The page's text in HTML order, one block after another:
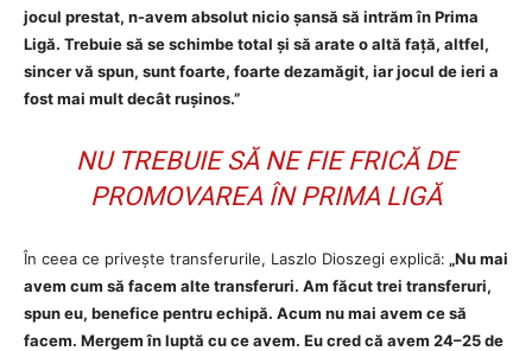
jocul prestat, n-avem absolut nicio șansă să intrăm în Prima
Ligă. Trebuie să se schimbe total și să arate o altă față, altfel,
sincer vă spun, sunt foarte, foarte dezamăgit, iar jocul de ieri a
fost mai mult decât rușinos.”
NU TREBUIE SĂ NE FIE FRICĂ DE
PROMOVAREA ÎN PRIMA LIGĂ
În ceea ce privește transferurile, Laszlo Dioszegi explică: „Nu mai
avem cum să facem alte transferuri. Am făcut trei transferuri,
spun eu, benefice pentru echipă. Acum nu mai avem ce să
facem. Mergem în luptă cu ce avem. Eu cred că avem 24–25 de